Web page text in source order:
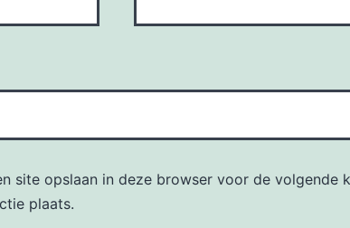
site opslaan in deze browser voor de volgende
plaats.